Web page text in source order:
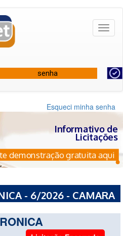
Esqueci minha senha
Informativo de
Licitações
demonstração gratuita aqui
- 6/2026 - CAMARA